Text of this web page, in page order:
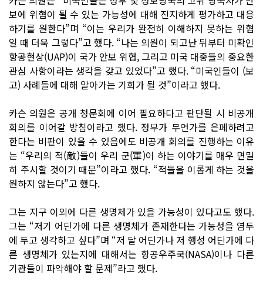
보에 위협이 될 수 있는 가능성에 대해 진지하게 평가하고 대응
하기를 원한다”며 “이는 우리가 완전히 이해하지 못하는 위협
일 때 더욱 그렇다”고 했다. “나는 의원이 되고난 뒤부터 미확인
항공현상(UAP)이 국가 안보 위협, 그리고 미국 대중들의 중요한
관심 사항이라는 생각을 갖고 있었다”고 했다. “미국인들이 (보
고) 사례들에 대해 알아가는 기회가 될 것”이라고 했다.
카슨 의원은 공개 청문회에 이어 필요하다고 판단될 시 비공개
회의를 이어갈 방침이라고 했다. 정부가 무언가를 은폐하려고
한다는 비판이 있을 수 있음에도 비공개 회의를 진행하는 이유
는 “우리의 적(敵)들이 우리 군(軍)이 하는 이야기를 매우 면밀
히 주시할 것이기 때문”이라고 했다. “적들을 이롭게 하는 것을
원하지 않는다”고 했다.
그는 지구 이외에 다른 생명체가 있을 가능성이 있다고도 했다.
그는 “저기 어딘가에 다른 생명체가 존재한다는 가능성을 염두
에 두고 생각하고 싶다”며 “저 달 어딘가나 저 행성 어딘가에 다
른 생명체가 있는지에 대해서는 항공우주국(NASA)이나 다른
기관들이 파악해야 할 문제”라고 했다.